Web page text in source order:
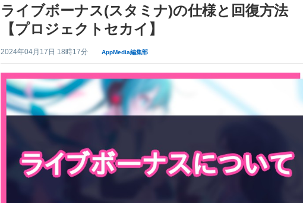
ライブボーナス(スタミナ)の仕様と回復方法
【プロジェクトセカイ】
2024年04月17日 18時17分 AppMedia編集部